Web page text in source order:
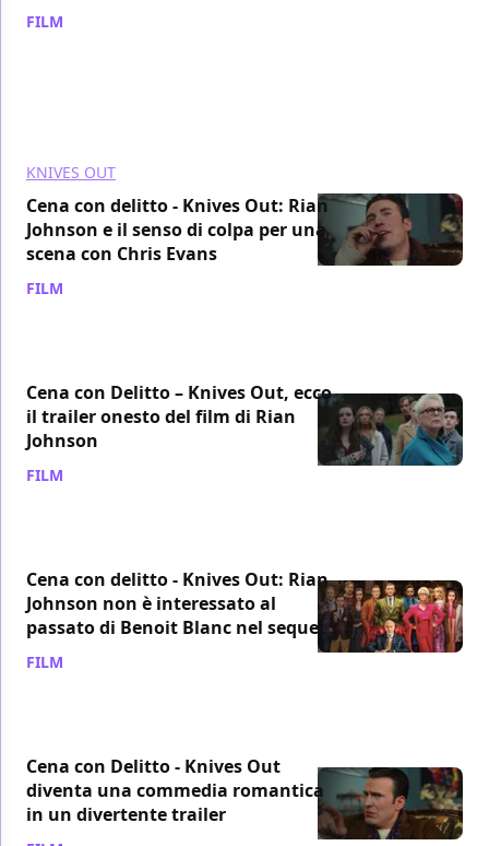
FILM
KNIVES OUT
Cena con delitto - Knives Out: Rian
Johnson e il senso di colpa per una
scena con Chris Evans
FILM
Cena con Delitto – Knives Out, ecco
il trailer onesto del film di Rian
Johnson
FILM
Cena con delitto - Knives Out: Rian
Johnson non è interessato al
passato di Benoit Blanc nel sequel
FILM
Cena con Delitto - Knives Out
diventa una commedia romantica
in un divertente trailer